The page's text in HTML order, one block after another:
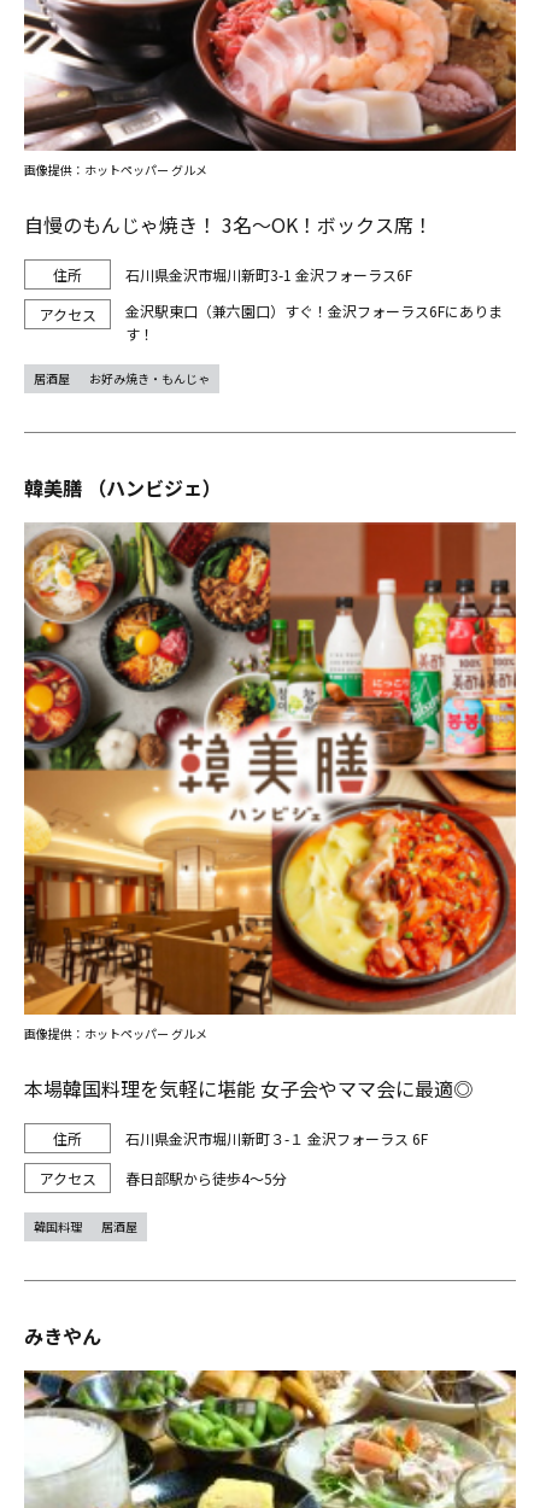
自慢のもんじゃ焼き！ 3名～OK！ボックス席！
石川県金沢市堀川新町3-1 金沢フォーラス6F
金沢駅東口（兼六園口）すぐ！金沢フォーラス6Fにありま
す！
画像提供：ホットペッパー グルメ
居酒屋 お好み焼き・もんじゃ
韓美膳 （ハンビジェ）
本場韓国料理を気軽に堪能 女子会やママ会に最適◎
石川県金沢市堀川新町３-１ 金沢フォーラス 6F
春日部駅から徒歩4～5分
画像提供：ホットペッパー グルメ
韓国料理 居酒屋
みきやん